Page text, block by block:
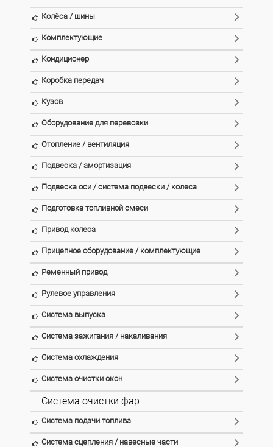
Колёса / шины
Комплектующие
Кондиционер
Коробка передач
Кузов
Оборудование для перевозки
Отопление / вентиляция
Подвеска / амортизация
Подвеска оси / система подвески / колеса
Подготовка топливной смеси
Привод колеса
Прицепное оборудование / комплектующие
Ременный привод
Рулевое управления
Система выпуска
Система зажигания / накаливания
Система охлаждения
Система очистки окон
Система очистки фар
Система подачи топлива
Система сцепления / навесные части